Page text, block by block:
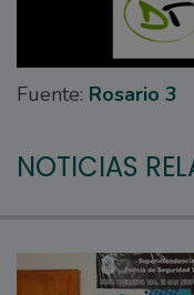
Fuente: Rosario 3
NOTICIAS